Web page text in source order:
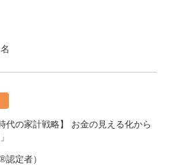
代の家計戦略】 お金の見える化から
定者）